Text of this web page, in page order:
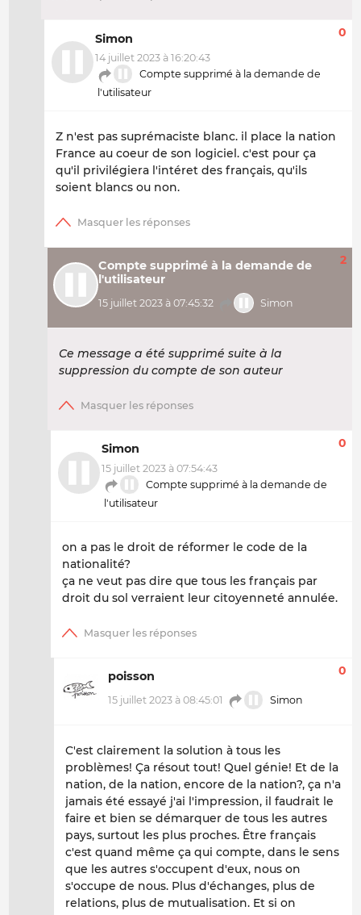
Simon
14 juillet 2023 à 16:20:43
Compte supprimé à la demande de
l'utilisateur
0
Z n'est pas suprémaciste blanc. il place la nation
France au coeur de son logiciel. c'est pour ça
qu'il privilégiera l'intéret des français, qu'ils
soient blancs ou non.
Compte supprimé à la demande de
l'utilisateur
15 juillet 2023 à 07:45:32 Simon
2
Ce message a été supprimé suite à la
suppression du compte de son auteur
Simon
15 juillet 2023 à 07:54:43
Compte supprimé à la demande de
l'utilisateur
0
on a pas le droit de réformer le code de la
nationalité?
ça ne veut pas dire que tous les français par
droit du sol verraient leur citoyenneté annulée.
poisson
15 juillet 2023 à 08:45:01 Simon
0
C'est clairement la solution à tous les
problèmes! Ça résout tout! Quel génie! Et de la
nation, de la nation, encore de la nation?, ça n'a
jamais été essayé j'ai l'impression, il faudrait le
faire et bien se démarquer de tous les autres
pays, surtout les plus proches. Être français
c'est quand même ça qui compte, dans le sens
que les autres s'occupent d'eux, nous on
s'occupe de nous. Plus d'échanges, plus de
relations, plus de mutualisation. Et si on